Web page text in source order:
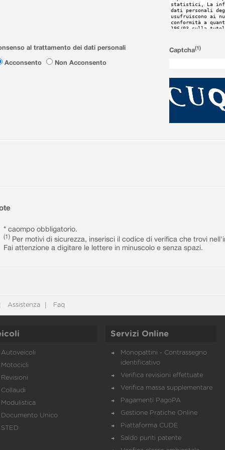
al trattamento dei dati personali
Acconsento
Non Acconsento
Captcha(1)
* caompo obbligatorio.
(1) Per motivi di sicurezza, inserisci il codice di verifica che trovi
Fai attenzione a digitare le lettere in minuscolo e senza spazi.
Assistenza Faq
Autoveicoli
Motocicli
Revisioni
Collaudi
Modulistica
Documento Unico
STED
Servizi Online
Monopattini - Contrassegno
identificativo
Verifica revisioni effettuate
Verifica massa supplementare
Pagamenti PagoPA
Gestione Pratiche Online
Piattaforma CUDE
Saldo punti patente